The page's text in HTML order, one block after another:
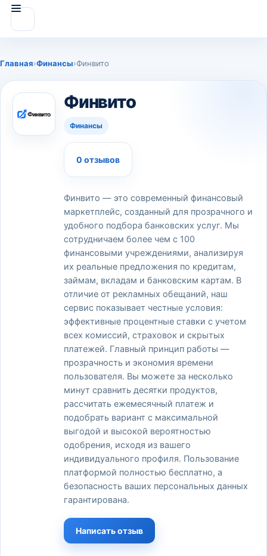
Главная›Финансы›Финвито
Финвито
Финансы
0 отзывов
Финвито — это современный финансовый
маркетплейс, созданный для прозрачного и
удобного подбора банковских услуг. Мы
сотрудничаем более чем с 100
финансовыми учреждениями, анализируя
их реальные предложения по кредитам,
займам, вкладам и банковским картам. В
отличие от рекламных обещаний, наш
сервис показывает честные условия:
эффективные процентные ставки с учетом
всех комиссий, страховок и скрытых
платежей. Главный принцип работы —
прозрачность и экономия времени
пользователя. Вы можете за несколько
минут сравнить десятки продуктов,
рассчитать ежемесячный платеж и
подобрать вариант с максимальной
выгодой и высокой вероятностью
одобрения, исходя из вашего
индивидуального профиля. Пользование
платформой полностью бесплатно, а
безопасность ваших персональных данных
гарантирована.
Написать отзыв